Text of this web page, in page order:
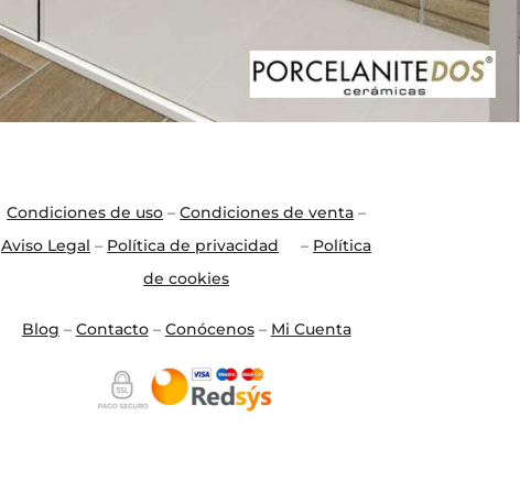
Condiciones de uso –Condiciones de venta –
Aviso Legal – Política de privacidad – Política
de cookies
Blog – Contacto– Conócenos– Mi Cuenta